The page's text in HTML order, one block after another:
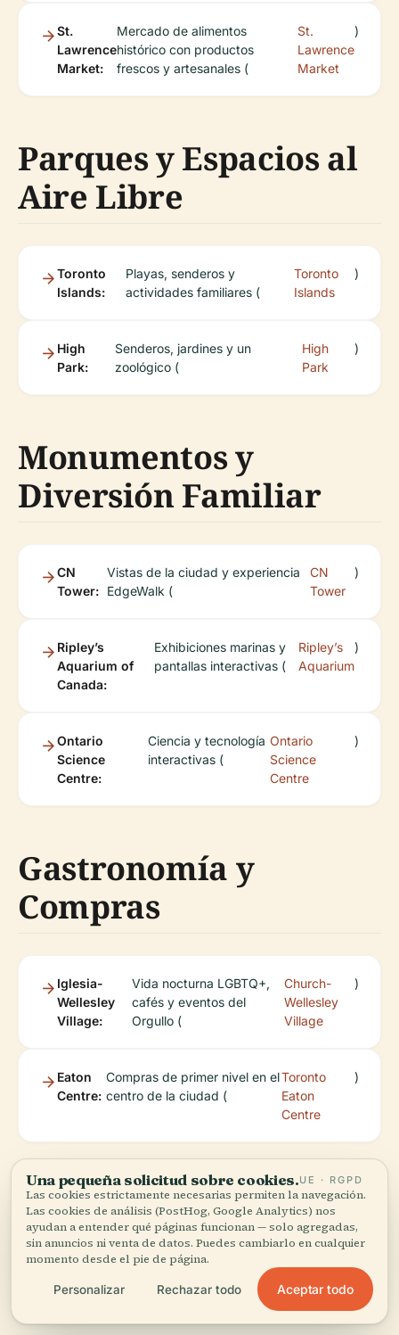
St.
Lawrence
Market:
Mercado de alimentos
histórico con productos
frescos y artesanales (
St.
Lawrence
Market
)
Parques y Espacios al
Aire Libre
Toronto
Islands:
Playas, senderos y
actividades familiares (
Toronto
Islands
)
High
Park:
Senderos, jardines y un
zoológico (
High
Park
)
Monumentos y
Diversión Familiar
CN
Tower:
Vistas de la ciudad y experiencia
EdgeWalk (
CN
Tower
)
Ripley’s
Aquarium of
Canada:
Exhibiciones marinas y
pantallas interactivas (
Ripley’s
Aquarium
)
Ontario
Science
Centre:
Ciencia y tecnología
interactivas (
Ontario
Science
Centre
)
Gastronomía y
Compras
Iglesia-
Wellesley
Village:
Vida nocturna LGBTQ+,
cafés y eventos del
Orgullo (
Church-
Wellesley
Village
)
Eaton
Centre:
Compras de primer nivel en el
centro de la ciudad (
Toronto
Eaton
Centre
)
Preguntas Frecuentes
(FAQ)
Una pequeña solicitud sobre cookies.UE · RGPD
Las cookies estrictamente necesarias permiten la navegación.
Las cookies de análisis (PostHog, Google Analytics) nos
ayudan a entender qué páginas funcionan — solo agregadas,
sin anuncios ni venta de datos. Puedes cambiarlo en cualquier
momento desde el pie de página.
Personalizar Rechazar todo Aceptar todo